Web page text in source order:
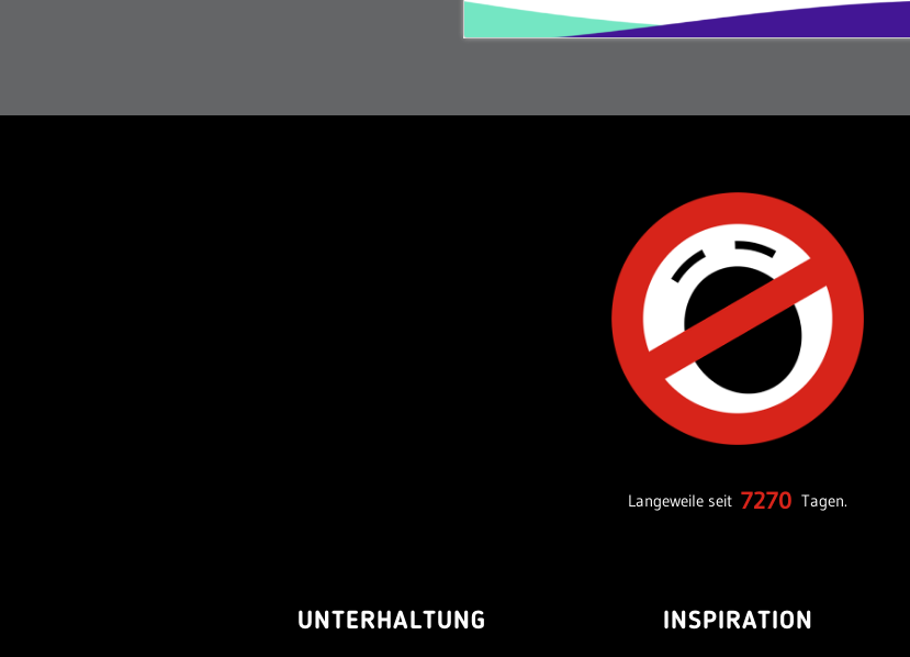
Langeweile seit 7270 Tagen.
UNTERHALTUNG INSPIRATION